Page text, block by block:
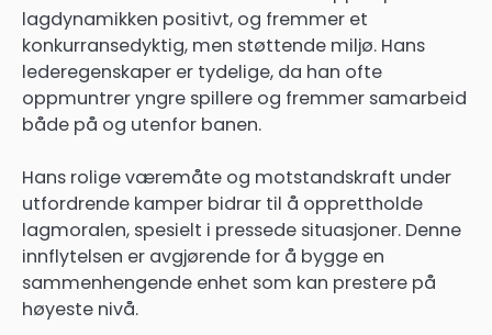
lagdynamikken positivt, og fremmer et
konkurransedyktig, men støttende miljø. Hans
lederegenskaper er tydelige, da han ofte
oppmuntrer yngre spillere og fremmer samarbeid
både på og utenfor banen.
Hans rolige væremåte og motstandskraft under
utfordrende kamper bidrar til å opprettholde
lagmoralen, spesielt i pressede situasjoner. Denne
innflytelsen er avgjørende for å bygge en
sammenhengende enhet som kan prestere på
høyeste nivå.